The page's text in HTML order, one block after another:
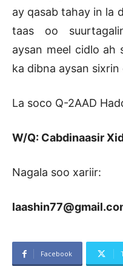
ay qasab tahay in la
taas oo
aysan meel cidlo ah
ka dibna aysan sixrin
La soco Q-2AAD
W/Q: Cabdinaasir
Nagala soo xariir:
Facebook